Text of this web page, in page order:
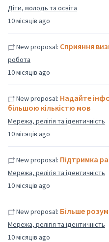
10 місяців ago
Діти, молодь та освіта
10 місяців ago
New proposal: Сприяння
робота
10 місяців ago
New proposal: Надайте
більшою кількістю мов
Мережа, релігія та ідентичність
10 місяців ago
New proposal: Підтримка
Мережа, релігія та ідентичність
10 місяців ago
New proposal: Більше
Мережа, релігія та ідентичність